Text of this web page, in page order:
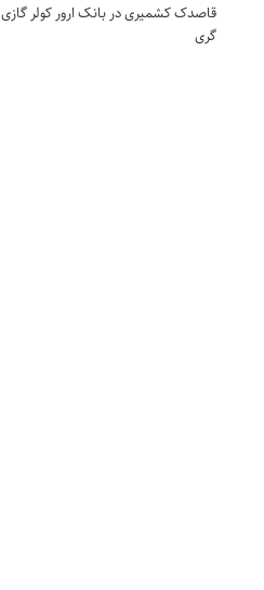
قاصدک کشمیریدر بانک ارور کولر گازی
گری